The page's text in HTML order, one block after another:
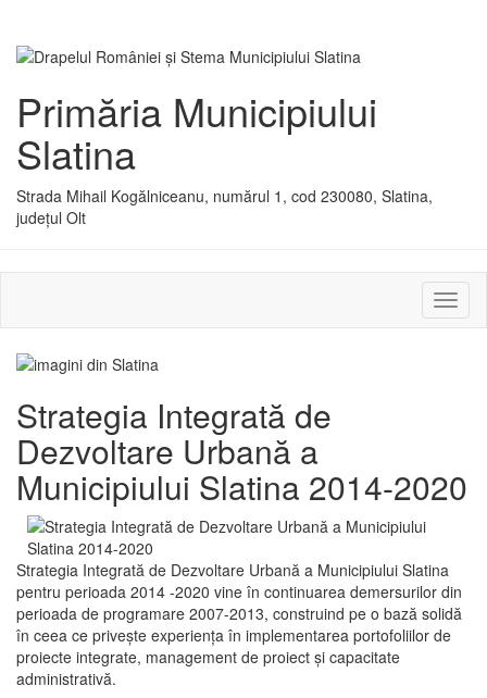
Primăria Municipiului
Slatina
Strada Mihail Kogălniceanu, numărul 1, cod 230080, Slatina,
județul Olt
sau
Strategia Integrată de
Dezvoltare Urbană a
Municipiului Slatina 2014-2020
Strategia Integrată de Dezvoltare Urbană a Municipiului Slatina
pentru perioada 2014 -2020 vine în continuarea demersurilor din
perioada de programare 2007-2013, construind pe o bază solidă
în ceea ce priveşte experienţa în implementarea portofoliilor de
proiecte integrate, management de proiect și capacitate
administrativă.